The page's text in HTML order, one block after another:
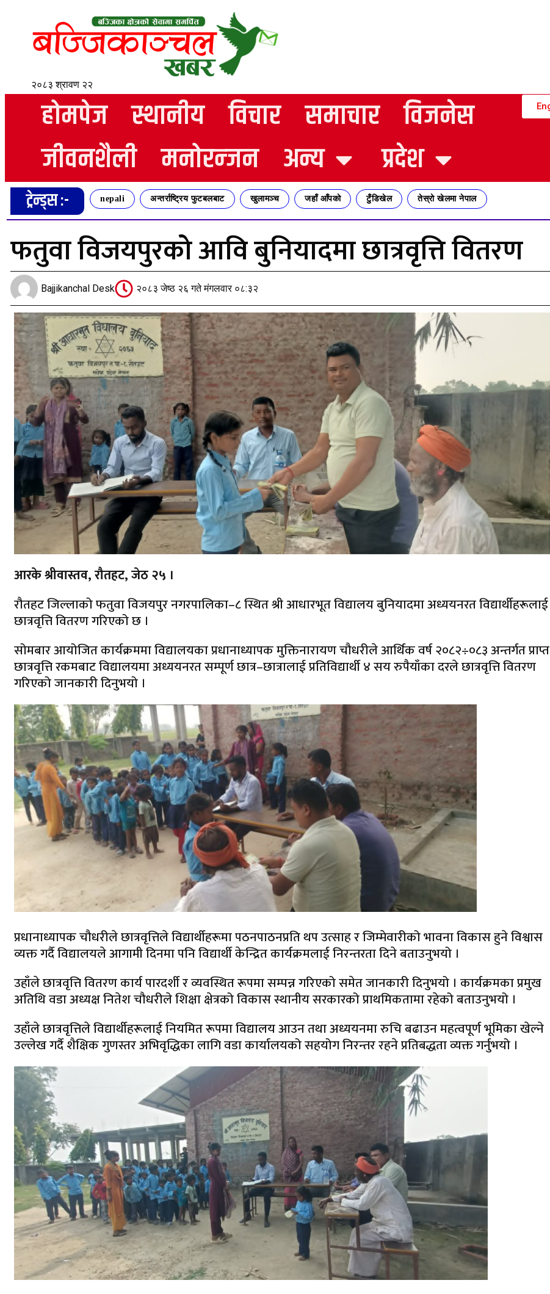
२०८३ श्रावण २२
होमपेज स्थानीय विचार समाचार विजनेस
जीवनशैली मनोरन्जन अन्य प्रदेश
ट्रेन्ड्स :- nepali अन्तर्राष्ट्रिय फुटबलबाट खुलामञ्च जहाँ आँपको टुँडिखेल तेस्रो खेलमा नेपाल
फतुवा विजयपुरको आवि बुनियादमा छात्रवृत्ति वितरण
Bajjikanchal Desk २०८३ जेष्ठ २६ गते मंगलवार ०८:३२
आरके श्रीवास्तव, रौतहट, जेठ २५ ।
रौतहट जिल्लाको फतुवा विजयपुर नगरपालिका–८ स्थित श्री आधारभूत विद्यालय बुनियादमा अध्ययनरत विद्यार्थीहरूलाई
छात्रवृत्ति वितरण गरिएको छ ।
सोमबार आयोजित कार्यक्रममा विद्यालयका प्रधानाध्यापक मुक्तिनारायण चौधरीले आर्थिक वर्ष २०८२÷०८३ अन्तर्गत प्राप्त
छात्रवृत्ति रकमबाट विद्यालयमा अध्ययनरत सम्पूर्ण छात्र–छात्रालाई प्रतिविद्यार्थी ४ सय रुपैयाँका दरले छात्रवृत्ति वितरण
गरिएको जानकारी दिनुभयो ।
प्रधानाध्यापक चौधरीले छात्रवृत्तिले विद्यार्थीहरूमा पठनपाठनप्रति थप उत्साह र जिम्मेवारीको भावना विकास हुने विश्वास
व्यक्त गर्दै विद्यालयले आगामी दिनमा पनि विद्यार्थी केन्द्रित कार्यक्रमलाई निरन्तरता दिने बताउनुभयो ।
उहाँले छात्रवृत्ति वितरण कार्य पारदर्शी र व्यवस्थित रूपमा सम्पन्न गरिएको समेत जानकारी दिनुभयो । कार्यक्रमका प्रमुख
अतिथि वडा अध्यक्ष नितेश चौधरीले शिक्षा क्षेत्रको विकास स्थानीय सरकारको प्राथमिकतामा रहेको बताउनुभयो ।
उहाँले छात्रवृत्तिले विद्यार्थीहरूलाई नियमित रूपमा विद्यालय आउन तथा अध्ययनमा रुचि बढाउन महत्वपूर्ण भूमिका खेल्ने
उल्लेख गर्दै शैक्षिक गुणस्तर अभिवृद्धिका लागि वडा कार्यालयको सहयोग निरन्तर रहने प्रतिबद्धता व्यक्त गर्नुभयो ।